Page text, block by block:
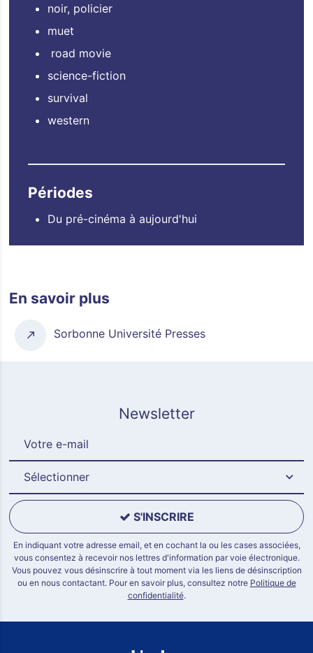
noir, policier
muet
road movie
science-fiction
survival
western
Périodes
Du pré-cinéma à aujourd'hui
En savoir plus
Sorbonne Université Presses
Newsletter
Sélectionner
S'INSCRIRE
En indiquant votre adresse email, et en cochant la ou les cases associées,
vous consentez à recevoir nos lettres d'information par voie électronique.
Vous pouvez vous désinscrire à tout moment via les liens de désinscription
ou en nous contactant. Pour en savoir plus, consultez notre Politique de
confidentialité.